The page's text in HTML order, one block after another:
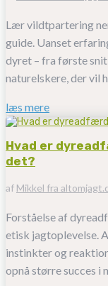
Lær vildtpartering
guide. Uanset
dyret – fra første
naturelskere, der vil
læs mere
Hvad er
det?
af Mikkel fra
Forståelse af
etisk jagtoplevelse.
instinkter og
opnå større succes i